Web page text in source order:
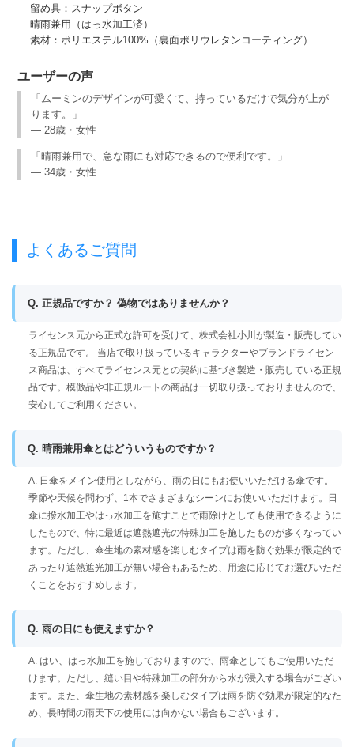
留め具：スナップボタン
晴雨兼用（はっ水加工済）
素材：ポリエステル100%（裏面ポリウレタンコーティング）
ユーザーの声
「ムーミンのデザインが可愛くて、持っているだけで気分が上が
ります。」
— 28歳・女性
「晴雨兼用で、急な雨にも対応できるので便利です。」
— 34歳・女性
よくあるご質問
Q. 正規品ですか？ 偽物ではありませんか？
ライセンス元から正式な許可を受けて、株式会社小川が製造・販売してい
る正規品です。 当店で取り扱っているキャラクターやブランドライセン
ス商品は、すべてライセンス元との契約に基づき製造・販売している正規
品です。模倣品や非正規ルートの商品は一切取り扱っておりませんので、
安心してご利用ください。
Q. 晴雨兼用傘とはどういうものですか？
A. 日傘をメイン使用としながら、雨の日にもお使いいただける傘です。
季節や天候を問わず、1本でさまざまなシーンにお使いいただけます。日
傘に撥水加工やはっ水加工を施すことで雨除けとしても使用できるように
したもので、特に最近は遮熱遮光の特殊加工を施したものが多くなってい
ます。ただし、傘生地の素材感を楽しむタイプは雨を防ぐ効果が限定的で
あったり遮熱遮光加工が無い場合もあるため、用途に応じてお選びいただ
くことをおすすめします。
Q. 雨の日にも使えますか？
A. はい、はっ水加工を施しておりますので、雨傘としてもご使用いただ
けます。ただし、縫い目や特殊加工の部分から水が浸入する場合がござい
ます。また、傘生地の素材感を楽しむタイプは雨を防ぐ効果が限定的なた
め、長時間の雨天下の使用には向かない場合もございます。